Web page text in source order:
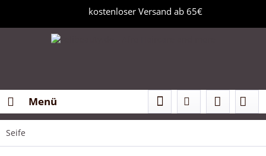
kostenloser Versand ab 65€
Menü
Seife